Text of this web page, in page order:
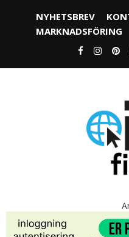
NYHETSBREV
MARKNADSFÖRING